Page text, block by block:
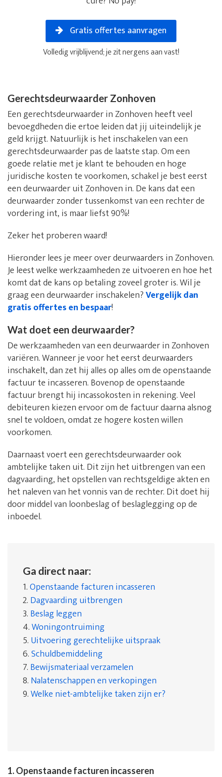
Gratis offertes aanvragen
Volledig vrijblijvend; je zit nergens aan vast!
Gerechtsdeurwaarder Zonhoven
Een gerechtsdeurwaarder in Zonhoven heeft veel
bevoegdheden die ertoe leiden dat jij uiteindelijk je
geld krijgt. Natuurlijk is het inschakelen van een
gerechtsdeurwaarder pas de laatste stap. Om een
goede relatie met je klant te behouden en hoge
juridische kosten te voorkomen, schakel je best eerst
een deurwaarder uit Zonhoven in. De kans dat een
deurwaarder zonder tussenkomst van een rechter de
vordering int, is maar liefst 90%!
Zeker het proberen waard!
Hieronder lees je meer over deurwaarders in Zonhoven.
Je leest welke werkzaamheden ze uitvoeren en hoe het
komt dat de kans op betaling zoveel groter is. Wil je
graag een deurwaarder inschakelen?Vergelijk dan
gratis offertes en bespaar!
Wat doet een deurwaarder?
De werkzaamheden van een deurwaarder in Zonhoven
variëren. Wanneer je voor het eerst deurwaarders
inschakelt, dan zet hij alles op alles om de openstaande
factuur te incasseren. Bovenop de openstaande
factuur brengt hij incassokosten in rekening. Veel
debiteuren kiezen ervoor om de factuur daarna alsnog
snel te voldoen, omdat ze hogere kosten willen
voorkomen.
Daarnaast voert een gerechtsdeurwaarder ook
ambtelijke taken uit. Dit zijn het uitbrengen van een
dagvaarding, het opstellen van rechtsgeldige akten en
het naleven van het vonnis van de rechter. Dit doet hij
door middel van loonbeslag of beslaglegging op de
inboedel.
Ga direct naar:
1.Openstaande facturen incasseren
2. Dagvaarding uitbrengen
3. Beslag leggen
4.Woningontruiming
5. Uitvoering gerechtelijke uitspraak
6.Schuldbemiddeling
7. Bewijsmateriaal verzamelen
8. Nalatenschappen en verkopingen
9.Welke niet-ambtelijke taken zijn er?
1. Openstaande facturen incasseren